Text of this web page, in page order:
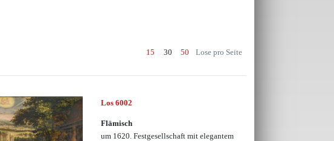
15 30 50 Lose pro Seite
Los 6002
Flämisch
um 1620. Festgesellschaft mit elegantem